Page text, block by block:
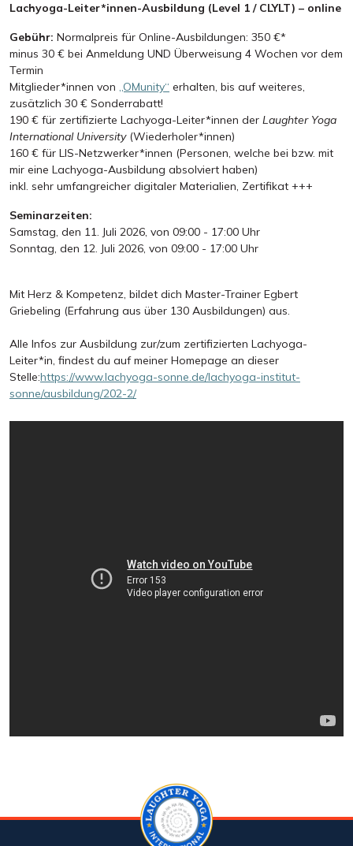
Lachyoga-Leiter*innen-Ausbildung (Level 1 / CLYLT) – online
Gebühr: Normalpreis für Online-Ausbildungen: 350 €*
minus 30 € bei Anmeldung UND Überweisung 4 Wochen vor dem
Termin
Mitglieder*innen von „OMunity“ erhalten, bis auf weiteres,
zusätzlich 30 € Sonderrabatt!
190 € für zertifizierte Lachyoga-Leiter*innen der Laughter Yoga
International University (Wiederholer*innen)
160 € für LIS-Netzwerker*innen (Personen, welche bei bzw. mit
mir eine Lachyoga-Ausbildung absolviert haben)
inkl. sehr umfangreicher digitaler Materialien, Zertifikat +++
Seminarzeiten:
Samstag, den 11. Juli 2026, von 09:00 - 17:00 Uhr
Sonntag, den 12. Juli 2026, von 09:00 - 17:00 Uhr
Mit Herz & Kompetenz, bildet dich Master-Trainer Egbert
Griebeling (Erfahrung aus über 130 Ausbildungen) aus.
Alle Infos zur Ausbildung zur/zum zertifizierten Lachyoga-
Leiter*in, findest du auf meiner Homepage an dieser
Stelle:https://www.lachyoga-sonne.de/lachyoga-institut-
sonne/ausbildung/202-2/